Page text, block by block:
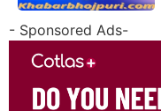
- Sponsored Ads-